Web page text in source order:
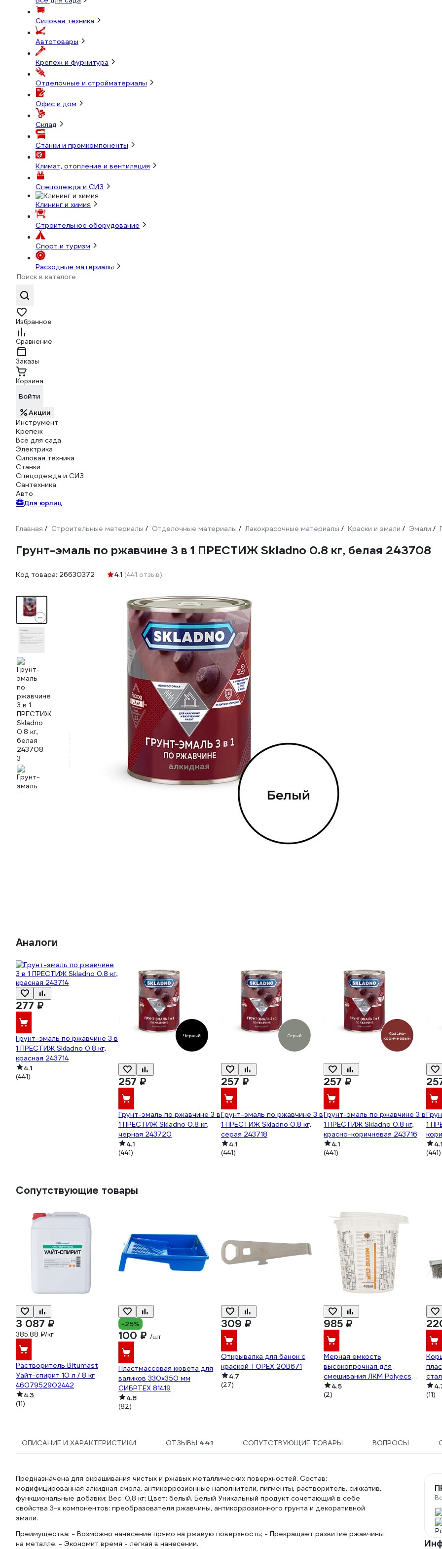
Силовая техника
Автотовары
Крепёж и фурнитура
Отделочные и стройматериалы
Офис и дом
Склад
Станки и промкомпоненты
Климат, отопление и вентиляция
Спецодежда и СИЗ
Клининг и химия
Строительное оборудование
Спорт и туризм
Расходные материалы
Избранное
Сравнение
Заказы
Корзина
Войти
Акции
Инструмент
Крепеж
Всё для сада
Электрика
Силовая техника
Станки
Спецодежда и СИЗ
Сантехника
Авто
Для юрлиц
Главная / Строительные материалы / Отделочные материалы / Лакокрасочные материалы / Краски и эмали / Эмали /
Грунт-эмаль по ржавчине 3 в 1 ПРЕСТИЖ Skladno 0.8 кг, белая 243708
Код товара: 26630372 4.1 (441 отзыв)
Аналоги
277 ₽
Грунт-эмаль по ржавчине 3 в
1 ПРЕСТИЖ Skladno 0.8 кг,
красная 243714
4.1
(441) 257 ₽
Грунт-эмаль по ржавчине 3 в
1 ПРЕСТИЖ Skladno 0.8 кг,
черная 243720
4.1
(441)
257 ₽
Грунт-эмаль по ржавчине 3 в
1 ПРЕСТИЖ Skladno 0.8 кг,
серая 243718
4.1
(441)
257 ₽
Грунт-эмаль по ржавчине 3 в
1 ПРЕСТИЖ Skladno 0.8 кг,
красно-коричневая 243716
4.1
(441)
1
4.1
(441)
Сопутствующие товары
3 087 ₽
385.88 ₽/кг
Растворитель Bitumast
Уайт-спирит 10 л / 8 кг
4607952902442
4.3
(11)
-25%
100 ₽ /шт
Пластмассовая кювета для
валиков 330х350 мм
СИБРТЕХ 81419
4.8
(82)
309 ₽
Открывалка для банок с
краской TOPEX 20B671
4.7
(27)
985 ₽
Мерная емкость
высокопрочная для
смешивания ЛКМ Polyecs
400 мл, 25 шт POL-3/PHX
4.5
(2) (11)
ОПИСАНИЕ И ХАРАКТЕРИСТИКИ ОТЗЫВЫ 441 СОПУТСТВУЮЩИЕ ТОВАРЫ ВОПРОСЫ
Предназначена для окрашивания чистых и ржавых металлических поверхностей. Состав:
модифицированная алкидная смола, антикоррозионные наполнители, пигменты, растворитель, сиккатив,
функциональные добавки; Вес: 0,8 кг; Цвет: белый. Белый Уникальный продукт сочетающий в себе
свойства 3-х компонентов: преобразователя ржавчины, антикоррозионного грунта и декоративной
эмали.
Преимущества: - Возможно нанесение прямо на ржавую поверхность; - Прекращает развитие ржавчины
на металле; - Экономит время - легкая в нанесении.